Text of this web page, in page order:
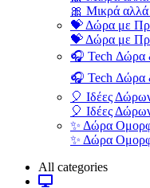
🎀 Μικρά
💝 Δώρα με
💝 Δώρα με
🎧 Tech Δώρα
🎧 Tech Δώρα
🎈 Ιδέες
🎈 Ιδέες
✨ Δώρα
✨ Δώρα
All categories